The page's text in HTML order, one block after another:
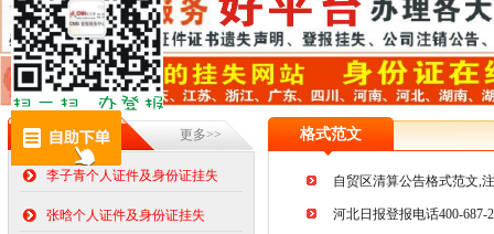
在线挂失 更多>>
李子青个人证件及身份证挂失
张晗个人证件及身份证挂失
格式范文
自贸区清算公告格式范文,
河北日报登报电话400-687-